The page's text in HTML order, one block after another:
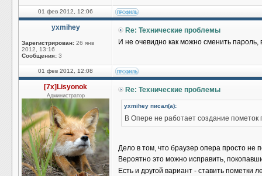
01 фев 2012, 12:06
yxmihey
Зарегистрирован: 26 янв
2012, 13:16
Сообщения: 3
Re: Технические проблемы
И не очевидно как можно сменить
01 фев 2012, 12:08
[7x]Lisyonok
Администратор
Re: Технические проблемы
yxmihey писал(а):
В Опере не работает создание
Дело в том, что браузер опера просто
Вероятно это можно исправить,
Есть и другой вариант - ставить